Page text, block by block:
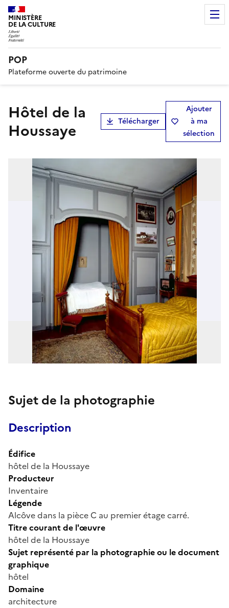
MINISTÈRE
DE LA CULTURE
POP
Plateforme ouverte du patrimoine
hôtel de la
Houssaye
Télécharger
Ajouter
à ma
sélection
Sujet de la photographie
Description
Édifice
hôtel de la Houssaye
Producteur
Inventaire
Légende
Alcôve dans la pièce C au premier étage carré.
Titre courant de l'œuvre
hôtel de la Houssaye
Sujet représenté par la photographie ou le document
graphique
hôtel
Domaine
architecture